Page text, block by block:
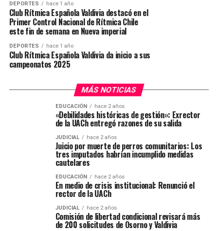
DEPORTES hace 1 año
Club Rítmica Española Valdivia destacó en el
Primer Control Nacional de Rítmica Chile
este fin de semana en Nueva imperial
DEPORTES hace 1 año
Club Rítmica Española Valdivia da inicio a sus
campeonatos 2025
MÁS NOTICIAS
EDUCACIÓN hace 2 años
«Debilidades históricas de gestión»: Exrector
de la UACh entregó razones de su salida
JUDICIAL hace 2 años
Juicio por muerte de perros comunitarios: Los
tres imputados habrían incumplido medidas
cautelares
EDUCACIÓN hace 2 años
En medio de crisis institucional: Renunció el
rector de la UACh
JUDICIAL hace 2 años
Comisión de libertad condicional revisará más
de 200 solicitudes de Osorno y Valdivia